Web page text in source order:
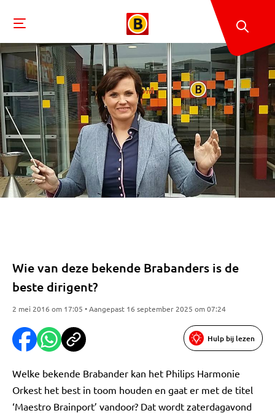
Wie van deze bekende Brabanders is de
beste dirigent?
2 mei 2016 om 17:05 • Aangepast 16 september 2025 om 07:24
Hulp bij lezen
Welke bekende Brabander kan het Philips Harmonie
Orkest het best in toom houden en gaat er met de titel
‘Maestro Brainport’ vandoor? Dat wordt zaterdagavond